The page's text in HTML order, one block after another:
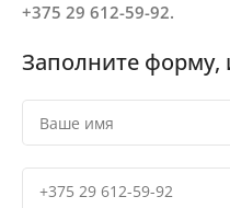
+375 29 612-59-92.
Заполните